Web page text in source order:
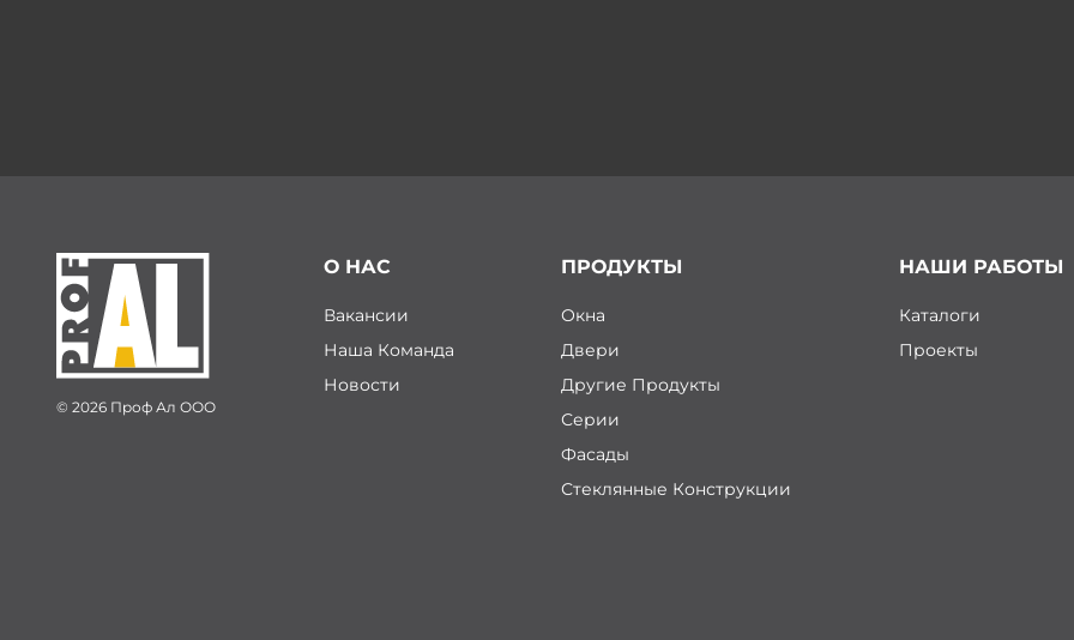
© 2026 Проф Ал ООО
О НАС
Вакансии
Наша Команда
Новости
ПРОДУКТЫ
Окна
Двери
Другие Продукты
Серии
Фасады
Стеклянные Конструкции
НАШИ РАБОТЫ
Каталоги
Проекты